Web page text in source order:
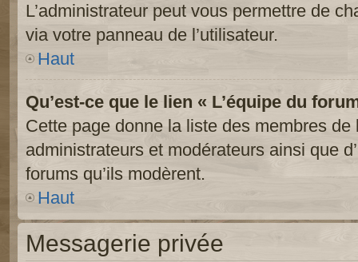
L’administrateur peut vous permettre de
via votre panneau de l’utilisateur.
Haut
Qu’est-ce que le lien « L’équipe du
Cette page donne la liste des membres de
administrateurs et modérateurs ainsi que
forums qu’ils modèrent.
Haut
Messagerie privée